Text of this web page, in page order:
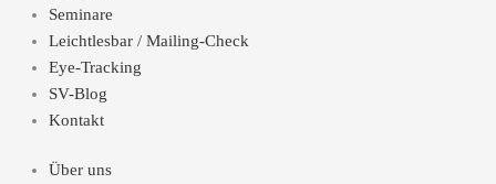
Seminare
Leichtlesbar / Mailing-Check
Eye-Tracking
SV-Blog
Kontakt
Über uns